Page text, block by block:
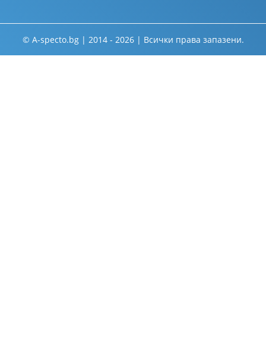
© A-specto.bg | 2014 - 2026 | Всички права запазени.